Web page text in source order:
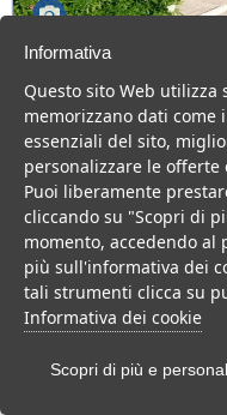
Puglia > Gargano >
42 Camere
Hotel sul mare con
Gargano.
Villaggio Hotel
Informativa
Questo sito Web
memorizzano dati
essenziali del sito,
personalizzare le
Puoi liberamente
cliccando su "Scopri di
momento, accedendo
più sull'informativa dei
tali strumenti clicca su
Informativa dei cookie
Scopri di più e